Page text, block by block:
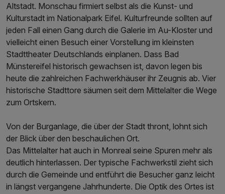
Altstadt. Monschau firmiert selbst als die Kunst- und
Kulturstadt im Nationalpark Eifel. Kulturfreunde sollten auf
jeden Fall einen Gang durch die Galerie im Au-Kloster und
vielleicht einen Besuch einer Vorstellung im kleinsten
Stadttheater Deutschlands einplanen. Dass Bad
Münstereifel historisch gewachsen ist, davon legen bis
heute die zahlreichen Fachwerkhäuser ihr Zeugnis ab. Vier
historische Stadttore säumen seit dem Mittelalter die Wege
zum Ortskern.
Von der Burganlage, die über der Stadt thront, lohnt sich
der Blick über den beschaulichen Ort.
Das Mittelalter hat auch in Monreal seine Spuren mehr als
deutlich hinterlassen. Der typische Fachwerkstil zieht sich
durch die Gemeinde und entführt die Besucher ganz leicht
in längst vergangene Jahrhunderte. Die Optik des Ortes ist